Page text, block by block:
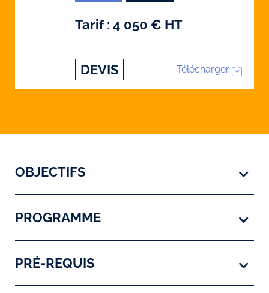
Tarif : 4 050 € HT
DEVIS Télécharger
OBJECTIFS
PROGRAMME
PRÉ-REQUIS